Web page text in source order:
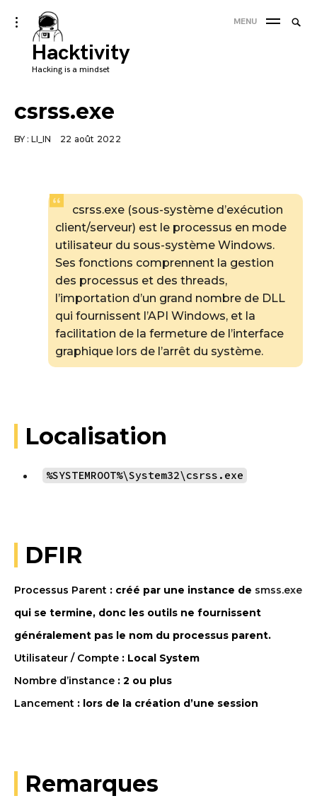
Skip
to
content
Hacktivity
Hacking is a mindset
toggle
open/close
sidebar
MENU
csrss.exe
BY : LI_IN 22 août 2022
csrss.exe (sous-système d’exécution
client/serveur) est le processus en mode
utilisateur du sous-système Windows.
Ses fonctions comprennent la gestion
des processus et des threads,
l’importation d’un grand nombre de DLL
qui fournissent l’API Windows, et la
facilitation de la fermeture de l’interface
graphique lors de l’arrêt du système.
Localisation
%SYSTEMROOT%\System32\csrss.exe
DFIR
Processus Parent : créé par une instance de smss.exe
qui se termine, donc les outils ne fournissent
généralement pas le nom du processus parent.
Utilisateur / Compte : Local System
Nombre d’instance : 2 ou plus
Lancement : lors de la création d’une session
Remarques